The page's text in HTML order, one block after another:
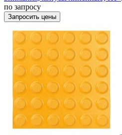
по запросу
Запросить цены